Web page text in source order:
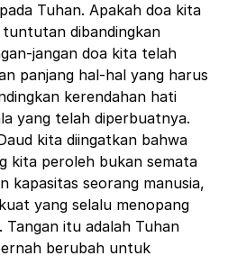
Tuhan. Apakah doa kita
dibandingkan
jangan doa kita telah
panjang hal-hal yang harus
kerendahan hati
yang telah diperbuatnya.
kita diingatkan bahwa
kita peroleh bukan semata
kapasitas seorang manusia,
yang selalu menopang
Tangan itu adalah Tuhan
berubah untuk